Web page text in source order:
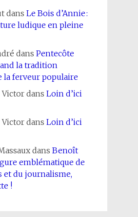
dans Le Bois d’Annie :
ludique en pleine
dans Pentecôte
la tradition
la ferveur populaire
dans Loin d’ici
dans Loin d’ici
dans Benoît
emblématique de
et du journalisme,
!